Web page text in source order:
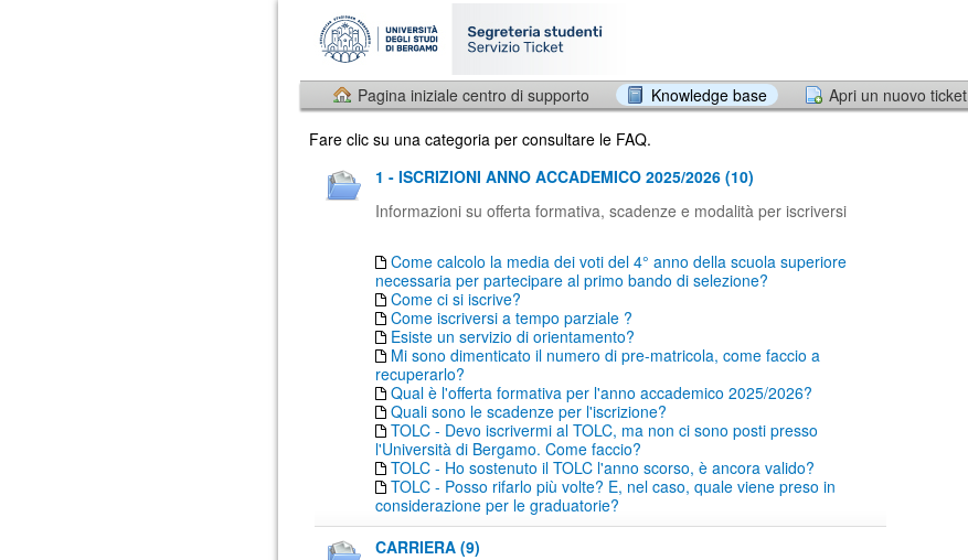
Pagina iniziale centro di supporto Knowledge base Apri un nuovo ticket
Fare clic su una categoria per consultare le FAQ.
1 - ISCRIZIONI ANNO ACCADEMICO 2025/2026 (10)
Informazioni su offerta formativa, scadenze e modalità per iscriversi
Come calcolo la media dei voti del 4° anno della scuola superiore
necessaria per partecipare al primo bando di selezione?
Come ci si iscrive?
Come iscriversi a tempo parziale ?
Esiste un servizio di orientamento?
Mi sono dimenticato il numero di pre-matricola, come faccio a
recuperarlo?
Qual è l'offerta formativa per l'anno accademico 2025/2026?
Quali sono le scadenze per l'iscrizione?
TOLC - Devo iscrivermi al TOLC, ma non ci sono posti presso
l'Università di Bergamo. Come faccio?
TOLC - Ho sostenuto il TOLC l'anno scorso, è ancora valido?
TOLC - Posso rifarlo più volte? E, nel caso, quale viene preso in
considerazione per le graduatorie?
CARRIERA (9)